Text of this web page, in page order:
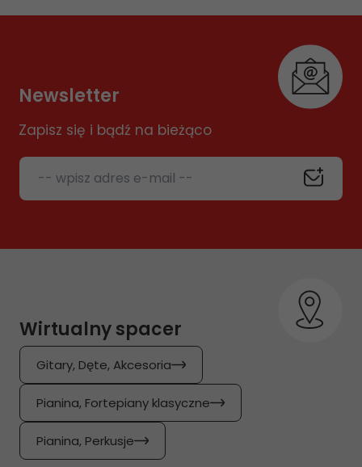
Newsletter
Zapisz się i bądź na bieżąco
-- wpisz adres e-mail --
Wirtualny spacer
Gitary, Dęte, Akcesoria
Pianina, Fortepiany klasyczne
Pianina, Perkusje